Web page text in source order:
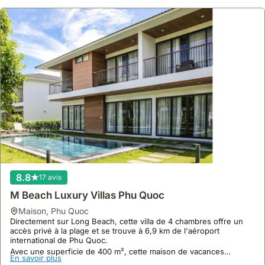
8.8 17 avis
M Beach Luxury Villas Phu Quoc
maison, Phu Quoc
Directement sur Long Beach, cette villa de 4 chambres offre un
accès privé à la plage et se trouve à 6,9 km de l'aéroport
international de Phu Quoc.
Avec une superficie de 400 m², cette maison de vacances
spacieuse dispose d'une piscine extérieure, d'un jardin et d'une
En savoir plus